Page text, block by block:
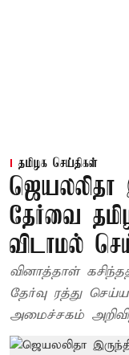
தமிழக செய்திகள்
ஜெயலலிதா
தேர்வை
விடாமல்
வினாத்தாள்
தேர்வு ரத்து
அமைச்சகம்